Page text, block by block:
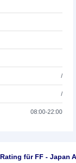
/
/
08:00-22:00
Rating für FF - Japan